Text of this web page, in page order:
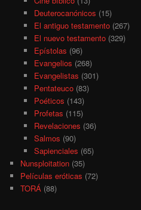
Deuterocanónicos (15)
El antiguo testamento(267)
El nuevo testamento(329)
Epístolas (96)
Evangelios (268)
Evangelistas (301)
Pentateuco(83)
Poéticos (143)
Profetas (115)
Revelaciones (36)
Salmos (90)
Sapienciales (65)
Nunsploitation (35)
Películas eróticas (72)
TORÁ (88)